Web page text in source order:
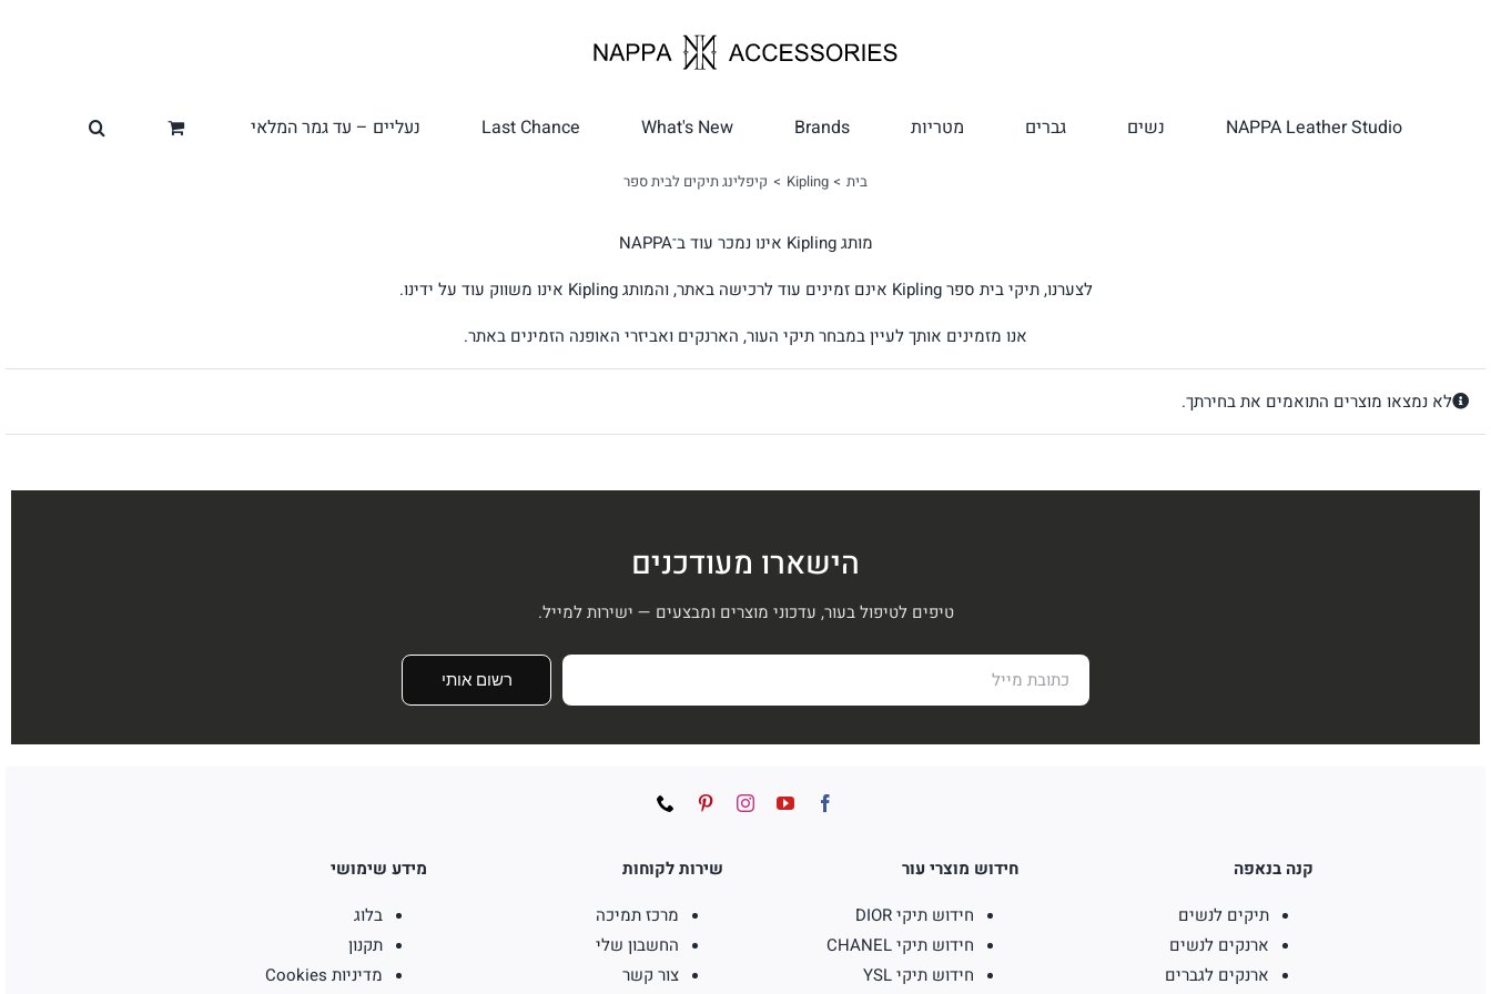
NAPPA Leather Studio נשים גברים מטריות Brands
What's New
Last Chance נעליים – עד גמר המלאי
בית Kipling קיפלינג תיקים לבית ספר
מותג Kipling אינו נמכר עוד ב־NAPPA
לצערנו, תיקי בית ספר Kipling אינם זמינים עוד לרכישה באתר, והמותג Kipling אינו משווק עוד על ידינו.
אנו מזמינים אותך לעיין במבחר תיקי העור, הארנקים ואביזרי האופנה הזמינים באתר.
לא נמצאו מוצרים התואמים את בחירתך.
הישארו מעודכנים
טיפים לטיפול בעור, עדכוני מוצרים ומבצעים — ישירות למייל.
רשום אותי
קנה בנאפה
תיקים לנשים
ארנקים לנשים
ארנקים לגברים
חידוש מוצרי עור
חידוש תיקי DIOR
חידוש תיקי CHANEL
חידוש תיקי YSL
שירות לקוחות
מרכז תמיכה
החשבון שלי
צור קשר
מידע שימושי
בלוג
תקנון
מדיניות Cookies